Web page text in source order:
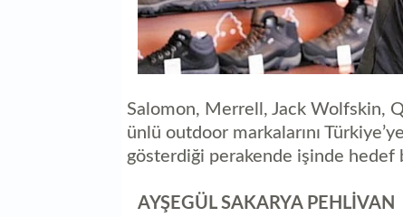
Salomon, Merrell, Jack Wolfskin,
ünlü outdoor markalarını
gösterdiği perakende işinde hedef
AYŞEGÜL SAKARYA PEHLİVAN